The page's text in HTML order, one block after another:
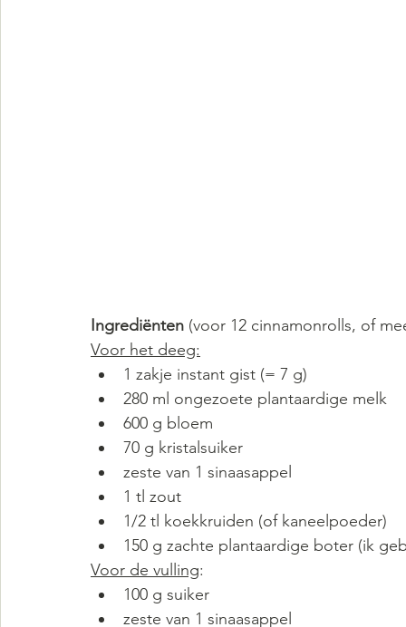
Ingrediënten (voor 12 cinnamonrolls, of
Voor het deeg:
1 zakje instant gist (= 7 g)
280 ml ongezoete plantaardige melk
600 g bloem
70 g kristalsuiker
zeste van 1 sinaasappel
1 tl zout
1/2 tl koekkruiden (of kaneelpoeder)
150 g zachte plantaardige boter (ik
Voor de vulling:
100 g suiker
zeste van 1 sinaasappel